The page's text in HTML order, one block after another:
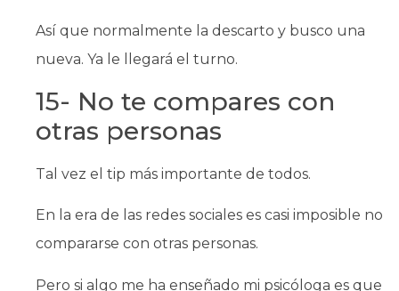
Así que normalmente la descarto y busco una
nueva. Ya le llegará el turno.
15- No te compares con
otras personas
Tal vez el tip más importante de todos.
En la era de las redes sociales es casi imposible no
compararse con otras personas.
Pero si algo me ha enseñado mi psicóloga es que